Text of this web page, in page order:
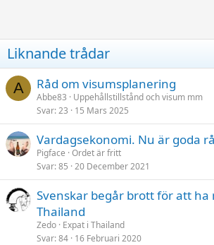
Liknande trådar
A Råd om visumsplanering
Abbe83
Uppehållstillstånd och visum mm
Svar 23 15 Mars 2025
Vardagsekonomi. Nu är goda
Pigface Ordet är fritt
Svar 85 20 December 2021
Svenskar begår brott för att ha
Thailand
Zedo Expat i Thailand
Svar 84 16 Februari 2020